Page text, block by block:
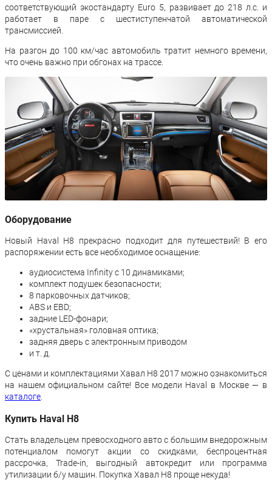
соответствующий экостандарту Euro 5, развивает до 218 л.с. и
работает в паре с шестиступенчатой автоматической
трансмиссией.
На разгон до 100 км/час автомобиль тратит немного времени,
что очень важно при обгонах на трассе.
Оборудование
Новый Haval H8 прекрасно подходит для путешествий! В его
распоряжении есть все необходимое оснащение:
аудиосистема Infinity с 10 динамиками;
комплект подушек безопасности;
8 парковочных датчиков;
ABS и EBD;
задние LED-фонари;
«хрустальная» головная оптика;
задняя дверь с электронным приводом
и т. д.
С ценами и комплектациями Хавал H8 2017 можно ознакомиться
на нашем официальном сайте! Все модели Haval в Москве — в
каталоге.
Купить Haval H8
Стать владельцем превосходного авто с большим внедорожным
потенциалом помогут акции со скидками, беспроцентная
рассрочка, Trade-in, выгодный автокредит или программа
утилизации б/у машин. Покупка Хавал H8 проще некуда!